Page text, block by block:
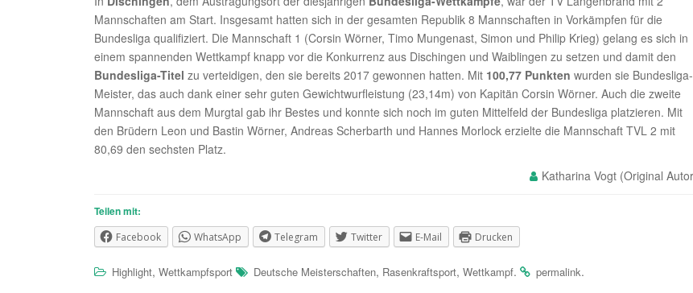
Mannschaften am Start. Insgesamt hatten sich in der gesamten Republik 8 Mannschaften in Vorkämpfen für die
Bundesliga qualifiziert. Die Mannschaft 1 (Corsin Wörner, Timo Mungenast, Simon und Philip Krieg) gelang es sich in
einem spannenden Wettkampf knapp vor die Konkurrenz aus Dischingen und Waiblingen zu setzen und damit den
Bundesliga-Titel zu verteidigen, den sie bereits 2017 gewonnen hatten. Mit 100,77 Punkten wurden sie Bundesliga-
Meister, das auch dank einer sehr guten Gewichtwurfleistung (23,14m) von Kapitän Corsin Wörner. Auch die zweite
Mannschaft aus dem Murgtal gab ihr Bestes und konnte sich noch im guten Mittelfeld der Bundesliga platzieren. Mit
den Brüdern Leon und Bastin Wörner, Andreas Scherbarth und Hannes Morlock erzielte die Mannschaft TVL 2 mit
80,69 den sechsten Platz.
Katharina Vogt
Teilen mit:
Facebook WhatsApp Telegram Twitter E-Mail Drucken
Highlight, Wettkampfsport Deutsche Meisterschaften, Rasenkraftsport, Wettkampf. permalink.